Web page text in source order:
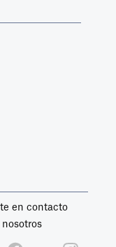
en contacto
nosotros